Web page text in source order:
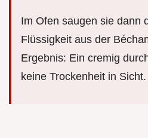
Im Ofen saugen sie dann
Flüssigkeit aus der
Ergebnis: Ein cremig
keine Trockenheit in Sicht.